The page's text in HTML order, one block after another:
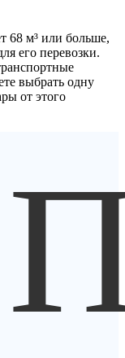
68 м³ или больше,
его перевозки.
выбрать одну
от этого